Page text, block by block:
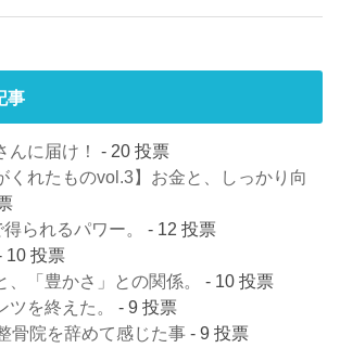
事
んに届け！
- 20 投票
くれたものvol.3】お金と、しっかり向
られるパワー。
- 12 投票
10 投票
、「豊かさ」との関係。
- 10 投票
ツを終えた。
- 9 投票
骨院を辞めて感じた事 - 9 投票